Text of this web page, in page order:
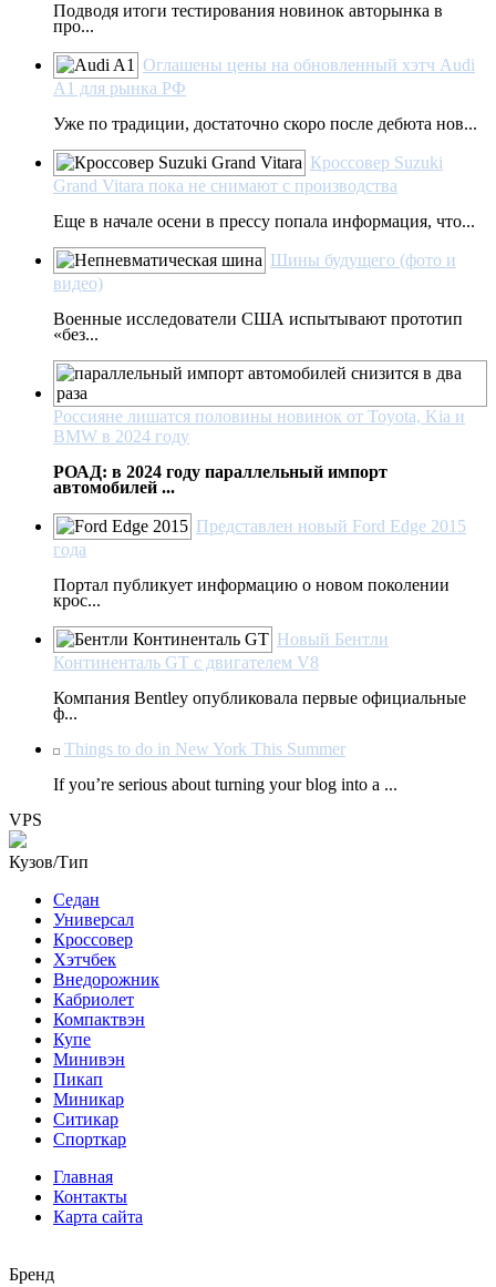
Подводя итоги тестирования новинок авторынка в
про...
Оглашены цены на обновленный хэтч Audi
A1 для рынка РФ
Уже по традиции, достаточно скоро после дебюта нов...
Кроссовер Suzuki
Grand Vitara пока не снимают с производства
Еще в начале осени в прессу попала информация, что...
Шины будущего (фото и
видео)
Военные исследователи США испытывают прототип
«без...
Россияне лишатся половины новинок от Toyota, Kia и
BMW в 2024 году
РОАД: в 2024 году параллельный импорт
автомобилей ...
Представлен новый Ford Edge 2015
года
Портал публикует информацию о новом поколении
крос...
Новый Бентли
Континенталь GT с двигателем V8
Компания Bentley опубликовала первые официальные
ф...
Things to do in New York This Summer
If you’re serious about turning your blog into a ...
VPS
Кузов/Тип
Седан
Универсал
Кроссовер
Хэтчбек
Внедорожник
Кабриолет
Компактвэн
Купе
Минивэн
Пикап
Миникар
Ситикар
Спорткар
Главная
Контакты
Карта сайта
Бренд